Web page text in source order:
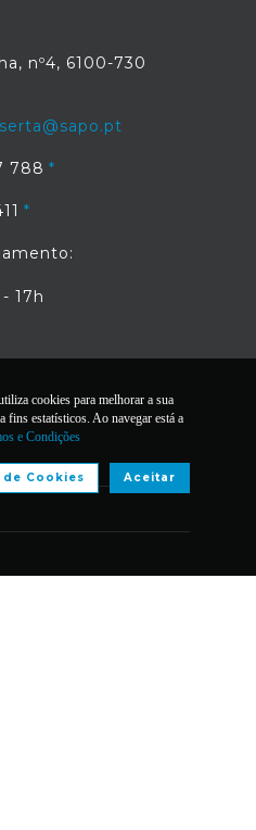
nº4, 6100-730
788
17h
cookies para melhorar a sua
fins estatísticos. Ao navegar está a
e Condições
Aceitar
Cookies